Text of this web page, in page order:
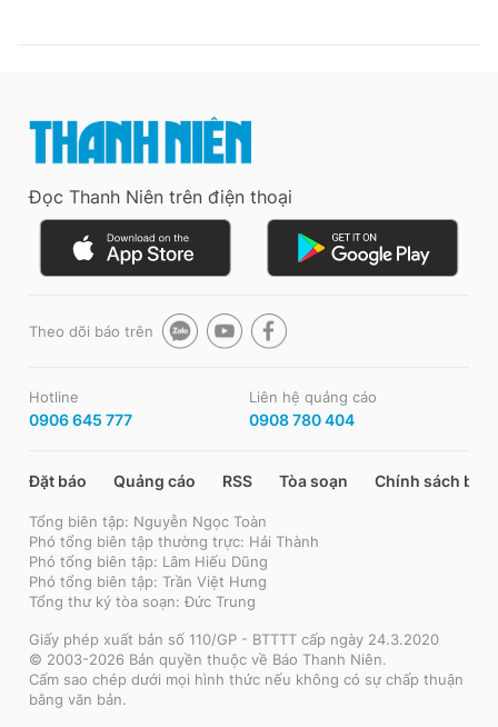
Đọc Thanh Niên trên điện thoại
Theo dõi báo trên
Hotline
0906 645 777
Liên hệ quảng cáo
0908 780 404
Đặt báo Quảng cáo RSS Tòa soạn Chính sách bảo
Tổng biên tập: Nguyễn Ngọc Toàn
Phó tổng biên tập thường trực: Hải Thành
Phó tổng biên tập: Lâm Hiếu Dũng
Phó tổng biên tập: Trần Việt Hưng
Tổng thư ký tòa soạn: Đức Trung
Giấy phép xuất bản số 110/GP - BTTTT cấp ngày 24.3.2020
© 2003-2026 Bản quyền thuộc về Báo Thanh Niên.
Cấm sao chép dưới mọi hình thức nếu không có sự chấp thuận
bằng văn bản.